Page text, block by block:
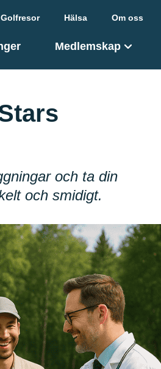
Golfresor Hälsa Om oss
Medlemskap
och ta din
och smidigt.